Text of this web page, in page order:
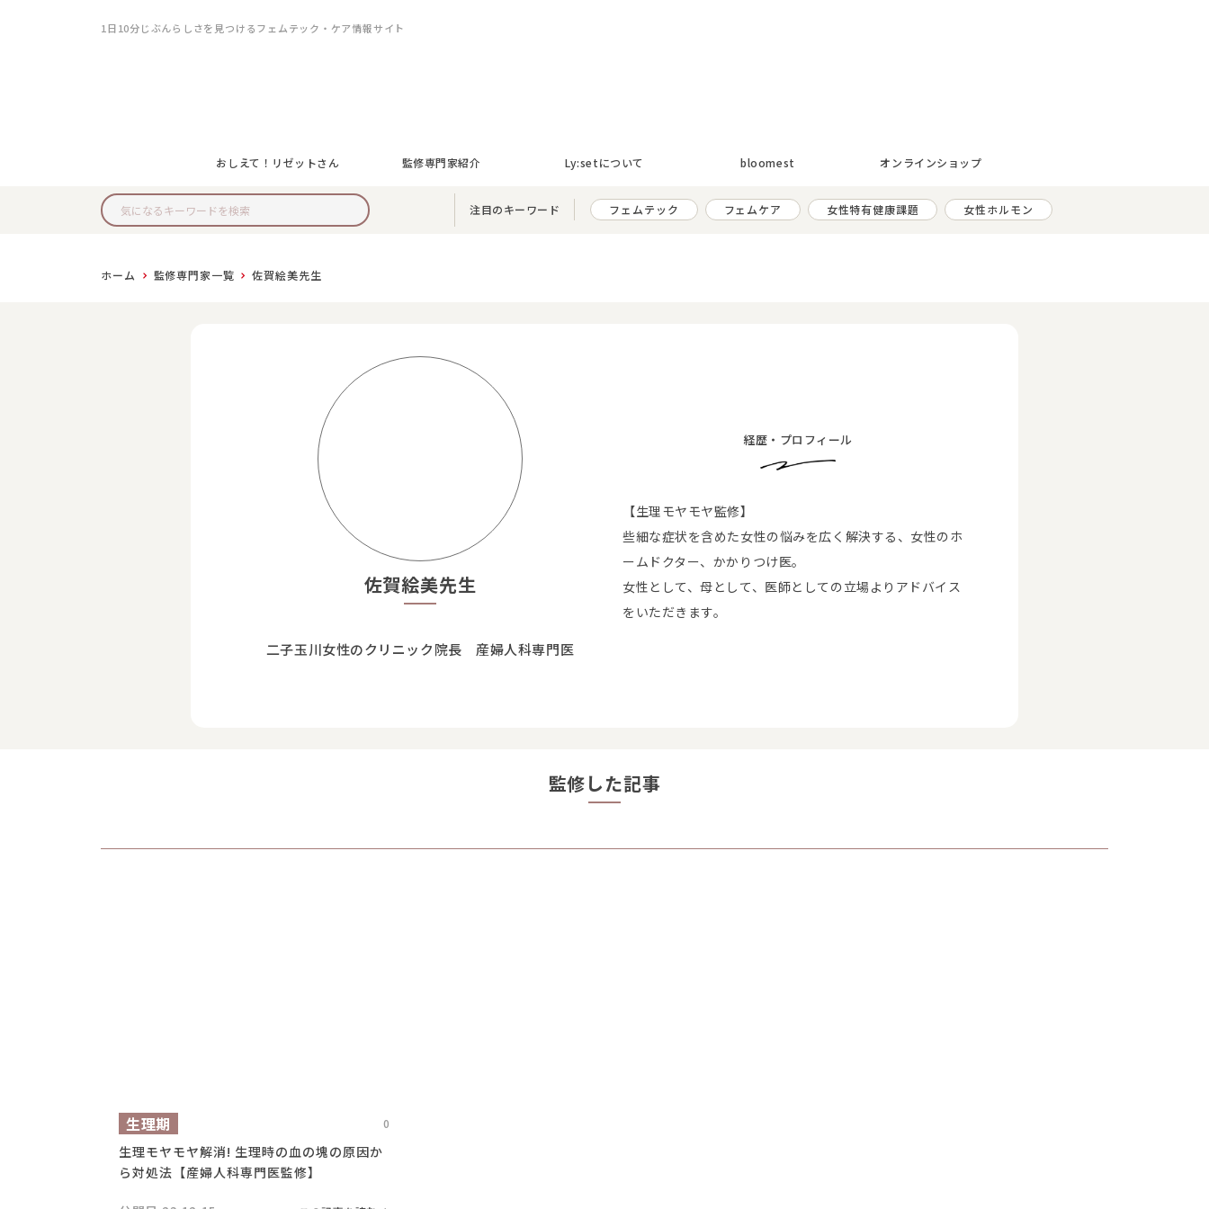
1日10分じぶんらしさを見つけるフェムテック・ケア情報サイト
おしえて！リゼットさん 監修専門家紹介 Ly:setについて bloomest オンラインショップ
注目のキーワード フェムテック フェムケア 女性特有健康課題 女性ホルモン
ホーム 監修専門家一覧 佐賀絵美先生
佐賀絵美先生
二子玉川女性のクリニック院長 産婦人科専門医
経歴・プロフィール
【生理モヤモヤ監修】
些細な症状を含めた女性の悩みを広く解決する、女性のホ
ームドクター、かかりつけ医。
女性として、母として、医師としての立場よりアドバイス
をいただきます。
監修した記事
生理期 0
生理モヤモヤ解消! 生理時の血の塊の原因か
ら対処法【産婦人科専門医監修】